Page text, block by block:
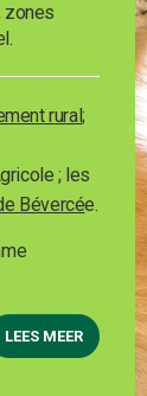
zones
rural;
; les
Bévercée.
LEES MEER